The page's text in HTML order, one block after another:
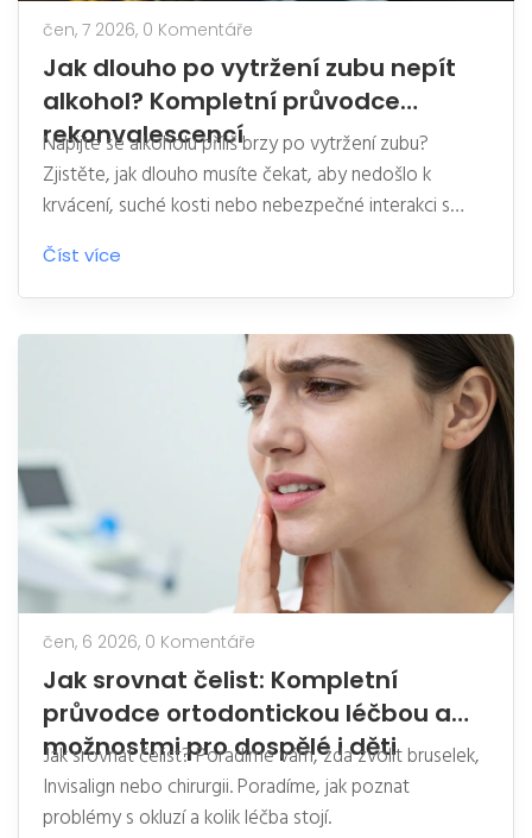
čen, 7 2026, 0 Komentáře
Jak dlouho po vytržení zubu nepít
alkohol? Kompletní průvodce
rekonvalescencí
Napijte se alkoholu příliš brzy po vytržení zubu?
Zjistěte, jak dlouho musíte čekat, aby nedošlo k
krvácení, suché kosti nebo nebezpečné interakci s
léky. Praktický průvodce rekonvalescencí.
Číst více
čen, 6 2026, 0 Komentáře
Jak srovnat čelist: Kompletní
průvodce ortodontickou léčbou a
možnostmi pro dospělé i děti
Jak srovnat čelist? Poradíme vám, zda zvolit bruselek,
Invisalign nebo chirurgii. Poradíme, jak poznat
problémy s okluzí a kolik léčba stojí.